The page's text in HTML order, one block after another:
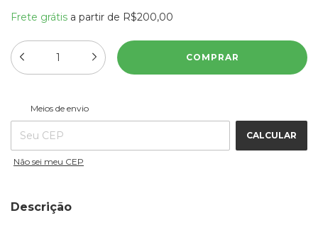
Frete grátis a partir de R$200,00
Entregas para o CEP:
Meios de envio
CALCULAR
Não sei meu CEP
Descrição